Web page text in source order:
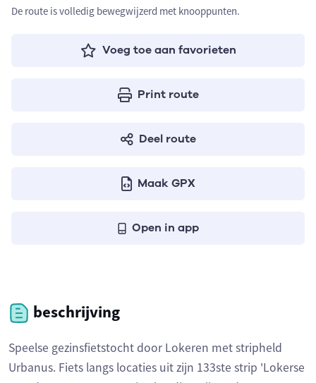
De route is volledig bewegwijzerd met knooppunten.
Voeg toe aan favorieten
Print route
Deel route
Maak GPX
Open in app
beschrijving
Speelse gezinsfietstocht door Lokeren met stripheld
Urbanus. Fiets langs locaties uit zijn 133ste strip 'Lokerse